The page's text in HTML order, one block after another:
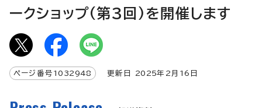
ークショップ(第3回)を開催します
ページ番号 1032948 更新日 2025年2月 16 日